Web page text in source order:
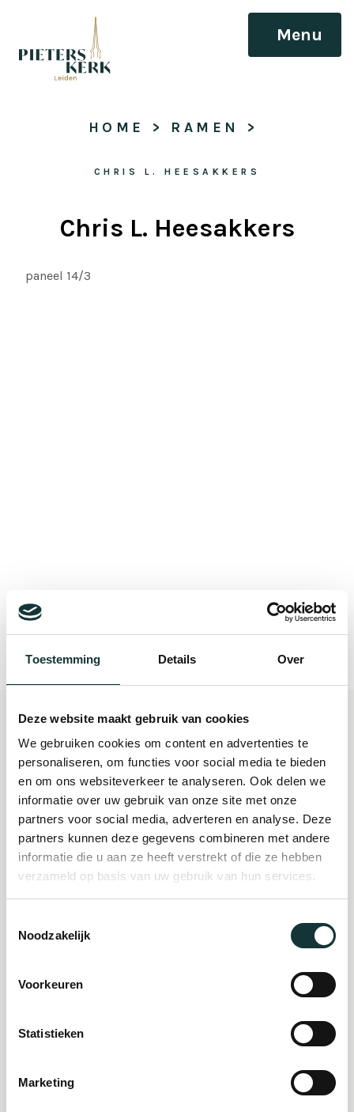
Toestemming Details Over
Deze website maakt gebruik van cookies
We gebruiken cookies om content en advertenties te
personaliseren, om functies voor social media te bieden
en om ons websiteverkeer te analyseren. Ook delen we
informatie over uw gebruik van onze site met onze
partners voor social media, adverteren en analyse. Deze
partners kunnen deze gegevens combineren met andere
informatie die u aan ze heeft verstrekt of die ze hebben
verzameld op basis van uw gebruik van hun services.
Noodzakelijk
Voorkeuren
Statistieken
Marketing
Menu
HOME > RAMEN >
CHRIS L. HEESAKKERS
Chris L. Heesakkers
paneel 14/3
Bekijk alle blogberichten
Plan je bezoek
Evenement
organiseren
Steun ons
Auditie
De Pieterskerk als